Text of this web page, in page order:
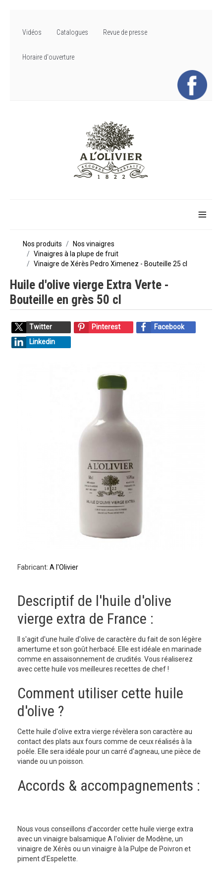
Vidéos Catalogues Revue de presse
Horaire d'ouverture
≡
Nos produits
Nos vinaigres
Vinaigres à la plupe de fruit
Vinaigre de Xérès Pedro Ximenez - Bouteille 25 cl
Huile d'olive vierge Extra Verte -
Bouteille en grès 50 cl
Twitter Pinterest
Facebook
Linkedin
Fabricant: A l'Olivier
Descriptif de l'huile d'olive
vierge extra de France :
Il s'agit d'une huile d'olive de caractère du fait de son légère
amertume et son goût herbacé. Elle est idéale en marinade
comme en assaisonnement de crudités. Vous réaliserez
avec cette huile vos meilleures recettes de chef !
Comment utiliser cette huile
d'olive ?
Cette huile d'olive extra vierge révèlera son caractère au
contact des plats aux fours comme de ceux réalisés à la
poêle. Elle sera idéale pour un carré d'agneau, une pièce de
viande ou un poisson.
Accords & accompagnements :
Nous vous conseillons d’accorder cette huile vierge extra
avec un vinaigre balsamique A l'olivier de Modène, un
vinaigre de Xérès ou un vinaigre à la Pulpe de Poivron et
piment d’Espelette.